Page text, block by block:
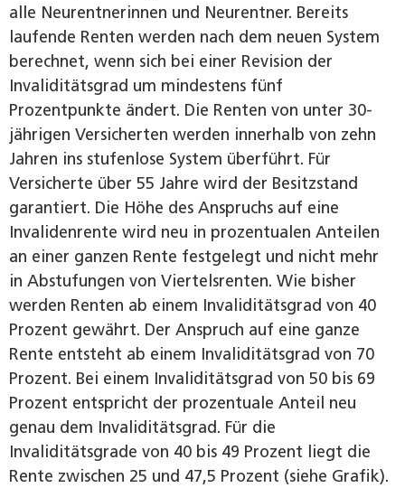
alle Neurentnerinnen und Neurentner. Bereits
laufende Renten werden nach dem neuen System
berechnet, wenn sich bei einer Revision der
Invaliditätsgrad um mindestens fünf
Prozentpunkte ändert. Die Renten von unter 30-
jährigen Versicherten werden innerhalb von zehn
Jahren ins stufenlose System überführt. Für
Versicherte über 55 Jahre wird der Besitzstand
garantiert. Die Höhe des Anspruchs auf eine
Invalidenrente wird neu in prozentualen Anteilen
an einer ganzen Rente festgelegt und nicht mehr
in Abstufungen von Viertelsrenten. Wie bisher
werden Renten ab einem Invaliditätsgrad von 40
Prozent gewährt. Der Anspruch auf eine ganze
Rente entsteht ab einem Invaliditätsgrad von 70
Prozent. Bei einem Invaliditätsgrad von 50 bis 69
Prozent entspricht der prozentuale Anteil neu
genau dem Invaliditätsgrad. Für die
Invaliditätsgrade von 40 bis 49 Prozent liegt die
Rente zwischen 25 und 47,5 Prozent (siehe Grafik).